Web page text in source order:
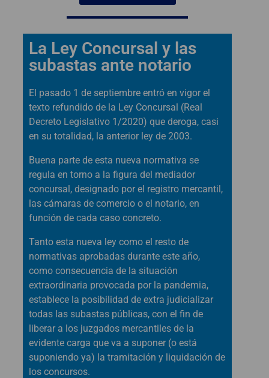
La Ley Concursal y las
subastas ante notario
El pasado 1 de septiembre entró en vigor el
texto refundido de la Ley Concursal (Real
Decreto Legislativo 1/2020) que deroga, casi
en su totalidad, la anterior ley de 2003.
Buena parte de esta nueva normativa se
regula en torno a la figura del mediador
concursal, designado por el registro mercantil,
las cámaras de comercio o el notario, en
función de cada caso concreto.
Tanto esta nueva ley como el resto de
normativas aprobadas durante este año,
como consecuencia de la situación
extraordinaria provocada por la pandemia,
establece la posibilidad de extra judicializar
todas las subastas públicas, con el fin de
liberar a los juzgados mercantiles de la
evidente carga que va a suponer (o está
suponiendo ya) la tramitación y liquidación de
los concursos.